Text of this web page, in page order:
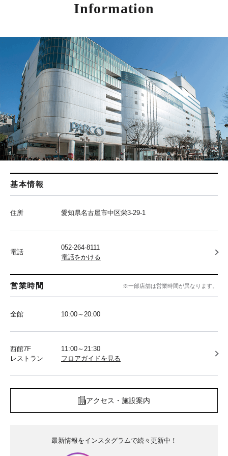
Information
基本情報
住所 愛知県名古屋市中区栄3-29-1
電話
052-264-8111
電話をかける
営業時間 ※一部店舗は営業時間が異なります。
全館 10:00～20:00
西館7F
レストラン
11:00～21:30
フロアガイドを見る
アクセス・施設案内
最新情報をインスタグラムで続々更新中！